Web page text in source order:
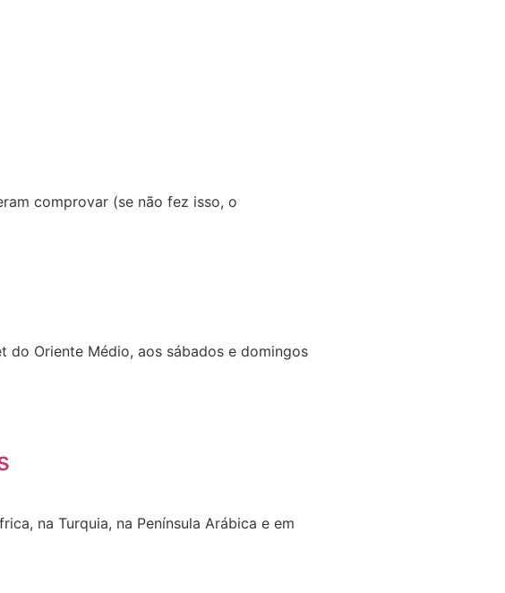
comprovar (se não fez isso, o
do Oriente Médio, aos sábados e domingos
na Turquia, na Península Arábica e em